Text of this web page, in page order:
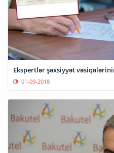
Ekspertlər şəxsiyyət
01-09-2018